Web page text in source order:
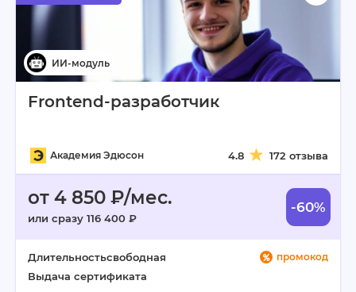
Frontend-разработчик
Академия Эдюсон 4.8 172 отзыва
от 4 850 ₽/мес.
или сразу 116 400 ₽
-60%
промокод
Длительностьсвободная
Выдача сертификата